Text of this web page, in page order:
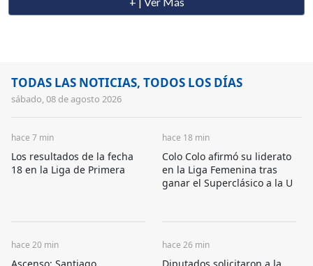
TODAS LAS NOTICIAS, TODOS LOS DÍAS
sábado, 08 de agosto 2026
hace 7 min
Los resultados de la fecha
18 en la Liga de Primera
hace 18 min
Colo Colo afirmó su liderato
en la Liga Femenina tras
ganar el Superclásico a la U
hace 20 min hace 26 min